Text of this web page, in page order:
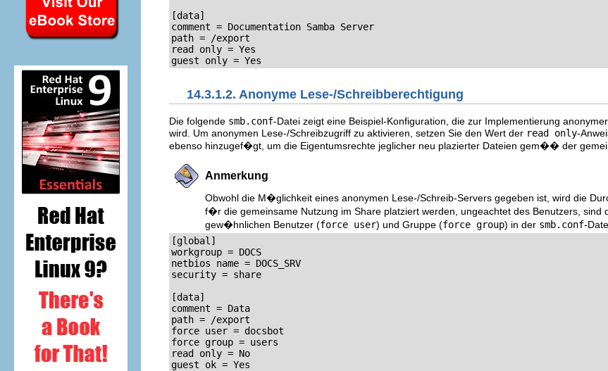
[data]
comment = Documentation Samba Server
path = /export
read only = Yes
guest only = Yes
14.3.1.2. Anonyme Lese-/Schreibberechtigung
Die folgende smb.conf-Datei zeigt eine Beispiel-Konfiguration, die zur Implementierung
wird. Um anonymen Lese-/Schreibzugriff zu aktivieren, setzen Sie den Wert der read only-
ebenso hinzugef�gt, um die Eigentumsrechte jeglicher neu plazierter Dateien gem�� der
Anmerkung
Obwohl die M�glichkeit eines anonymen Lese-/Schreib-Servers gegeben ist, wird die
f�r die gemeinsame Nutzung im Share platziert werden, ungeachtet des Benutzers,
gew�hnlichen Benutzer (force user) und Gruppe (force group) in der smb.conf-
[global]
workgroup = DOCS
netbios name = DOCS_SRV
security = share
[data]
comment = Data
path = /export
force user = docsbot
force group = users
read only = No
guest ok = Yes